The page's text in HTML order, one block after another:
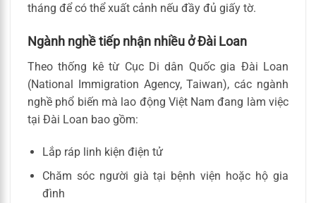
tháng để có thể xuất cảnh nếu đầy đủ giấy tờ.
Ngành nghề tiếp nhận nhiều ở Đài Loan
Theo thống kê từ Cục Di dân Quốc gia Đài Loan
(National Immigration Agency, Taiwan), các ngành
nghề phổ biến mà lao động Việt Nam đang làm việc
tại Đài Loan bao gồm:
Lắp ráp linh kiện điện tử
Chăm sóc người già tại bệnh viện hoặc hộ gia
đình